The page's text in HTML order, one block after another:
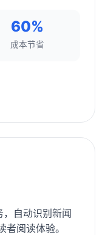
60%
成本节省
自动识别新闻
阅读体验。